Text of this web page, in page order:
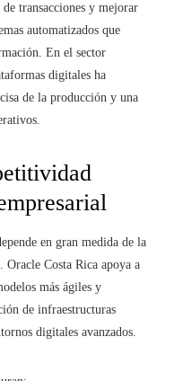
transacciones y mejorar
automatizados que
En el sector
digitales ha
de la producción y una
en gran medida de la
Oracle Costa Rica apoya a
más ágiles y
de infraestructuras
digitales avanzados.